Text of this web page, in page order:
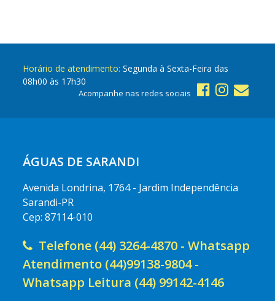
Horário de atendimento: Segunda à Sexta-Feira das
08h00 às 17h30
Acompanhe nas redes sociais
ÁGUAS DE SARANDI
Avenida Londrina, 1764 - Jardim Independência
Sarandi-PR
Cep: 87114-010
Telefone (44) 3264-4870 - Whatsapp
Atendimento (44)99138-9804 -
Whatsapp Leitura (44) 99142-4146